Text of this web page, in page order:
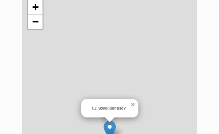
T.J. Sokol Benešov ×
+
−